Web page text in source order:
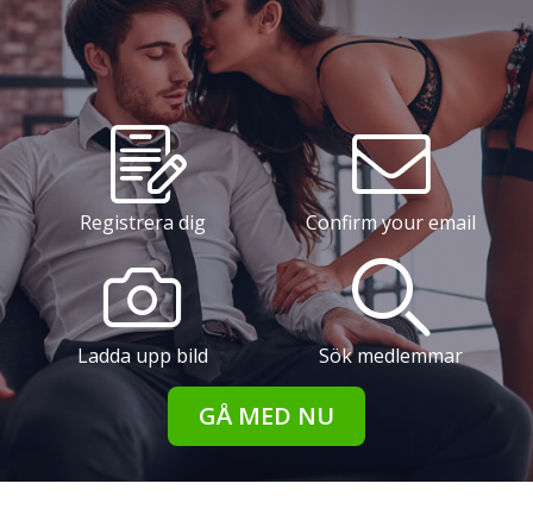
Registrera dig Confirm your email
Ladda upp bild Sök medlemmar
GÅ MED NU